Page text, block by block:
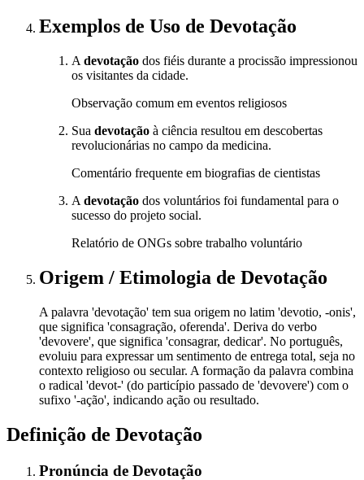
Exemplos de Uso de Devotação
A devotação dos fiéis durante a procissão impressionou
os visitantes da cidade.
Observação comum em eventos religiosos
Sua devotação à ciência resultou em descobertas
revolucionárias no campo da medicina.
Comentário frequente em biografias de cientistas
A devotação dos voluntários foi fundamental para o
sucesso do projeto social.
Relatório de ONGs sobre trabalho voluntário
Origem / Etimologia de Devotação
A palavra 'devotação' tem sua origem no latim 'devotio, -onis',
que significa 'consagração, oferenda'. Deriva do verbo
'devovere', que significa 'consagrar, dedicar'. No português,
evoluiu para expressar um sentimento de entrega total, seja no
contexto religioso ou secular. A formação da palavra combina
o radical 'devot-' (do particípio passado de 'devovere') com o
sufixo '-ação', indicando ação ou resultado.
Definição de Devotação
Pronúncia de Devotação